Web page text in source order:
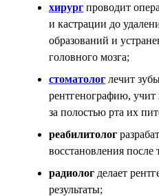
хирург проводит
и кастрации до
образований и
головного мозга;
стоматолог лечит
рентгенографию, учит
за полостью рта их
реабилитолог
восстановления
радиолог делает
результаты;